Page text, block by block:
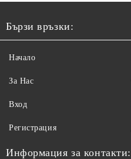
Бързи връзки:
Начало
За Нас
Вход
Регистрация
Информация за контакти: